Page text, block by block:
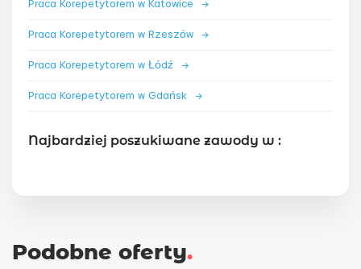
Praca Korepetytorem w Katowice →
Praca Korepetytorem w Rzeszów →
Praca Korepetytorem w Łódź →
Praca Korepetytorem w Gdańsk →
Najbardziej poszukiwane zawody w :
Podobne oferty.